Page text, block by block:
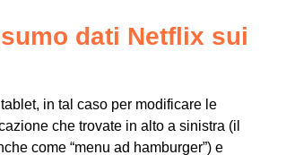
dati Netflix sui
tablet, in tal caso per modificare le
che trovate in alto a sinistra (il
come “menu ad hamburger”) e